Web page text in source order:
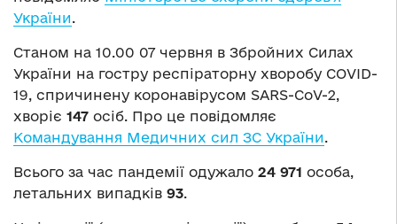
України.
Станом на 10.00 07 червня в Збройних Силах
України на гостру респіраторну хворобу COVID-
19, спричинену коронавірусом SARS-CoV-2,
хворіє 147 осіб. Про це повідомляє
Командування Медичних сил ЗС України.
Всього за час пандемії одужало 24 971 особа,
летальних випадків 93.